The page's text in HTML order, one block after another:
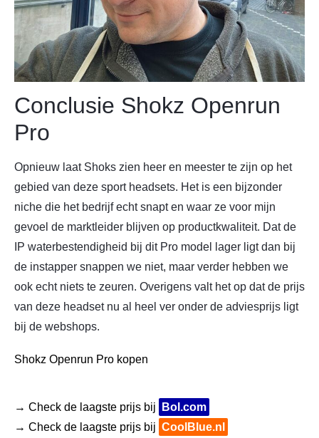
Conclusie Shokz Openrun
Pro
Opnieuw laat Shoks zien heer en meester te zijn op het
gebied van deze sport headsets. Het is een bijzonder
niche die het bedrijf echt snapt en waar ze voor mijn
gevoel de marktleider blijven op productkwaliteit. Dat de
IP waterbestendigheid bij dit Pro model lager ligt dan bij
de instapper snappen we niet, maar verder hebben we
ook echt niets te zeuren. Overigens valt het op dat de prijs
van deze headset nu al heel ver onder de adviesprijs ligt
bij de webshops.
Shokz Openrun Pro kopen
→ Check de laagste prijs bij
Bol.com
→ Check de laagste prijs bij CoolBlue.nl